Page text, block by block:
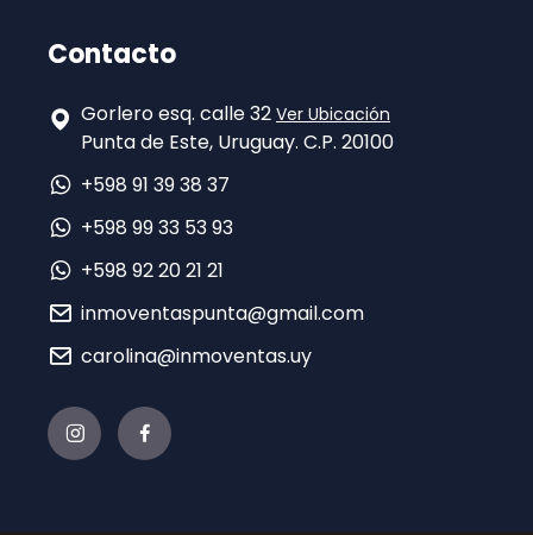
Contacto
Gorlero esq. calle 32 Ver Ubicación
Punta de Este, Uruguay. C.P. 20100
+598 91 39 38 37
+598 99 33 53 93
+598 92 20 21 21
inmoventaspunta@gmail.com
carolina@inmoventas.uy